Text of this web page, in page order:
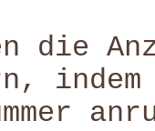
die